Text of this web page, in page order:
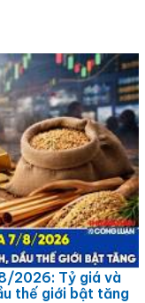
2026: Tỷ giá và
thế giới bật tăng